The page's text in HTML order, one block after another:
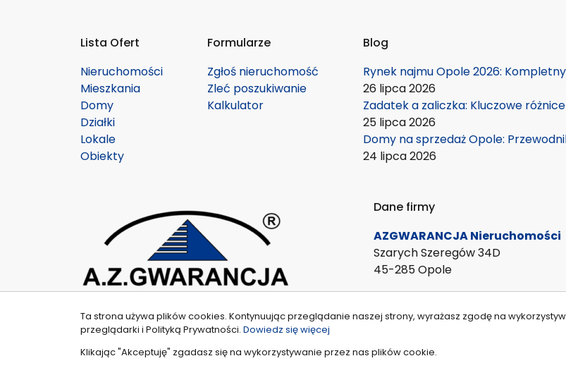
Lista Ofert
Nieruchomości
Mieszkania
Domy
Działki
Lokale
Obiekty
Formularze
Zgłoś nieruchomość
Zleć poszukiwanie
Kalkulator
Blog
Rynek najmu Opole 2026:
26 lipca 2026
Zadatek a zaliczka: Kluczowe
25 lipca 2026
Domy na sprzedaż Opole:
24 lipca 2026
Dane firmy
AZGWARANCJA Nieruchomości
Szarych Szeregów 34D
45-285 Opole
Ta strona używa plików cookies. Kontynuując przeglądanie naszej strony, wyrażasz zgodę na
przeglądarki i Polityką Prywatności. Dowiedz się więcej
Klikając "Akceptuję" zgadasz się na wykorzystywanie przez nas plików cookie.